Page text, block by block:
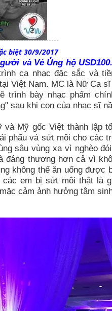
biệt 30/9/2017
và Vé Ủng hộ
ca nhạc đặc sắc và
Việt Nam. MC là Nữ Ca
trình bày nhạc phẩm
sau khi con của nhạc sĩ
và Mỹ gốc Việt thành lập
phẩu vá sứt môi cho các
sâu vùng xa vì nghèo
đáng thương hơn cả vì
không thể ăn uống
các em bị sứt môi thật là
cảm ảnh hưởng tâm